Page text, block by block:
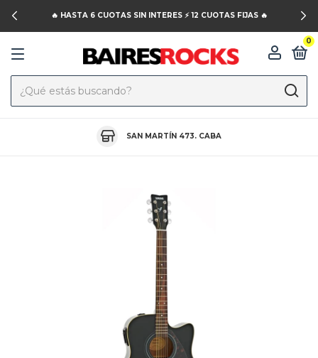
🔥 HASTA 6 CUOTAS SIN INTERES ⚡️ 12 CUOTAS FIJAS 🔥
0
SAN MARTÍN 473. CABA